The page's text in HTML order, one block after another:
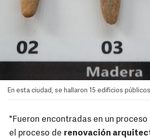
En esta ciudad, se hallaron 15 edificios
"Fueron encontradas en un proceso
el proceso de renovación